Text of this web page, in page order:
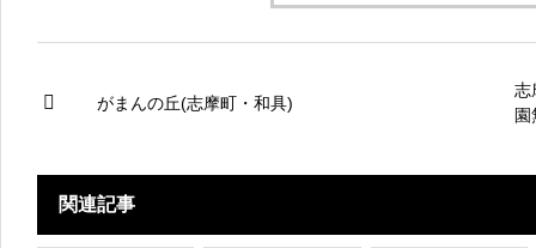
がまんの丘(志摩町・和具)
志
園
関連記事